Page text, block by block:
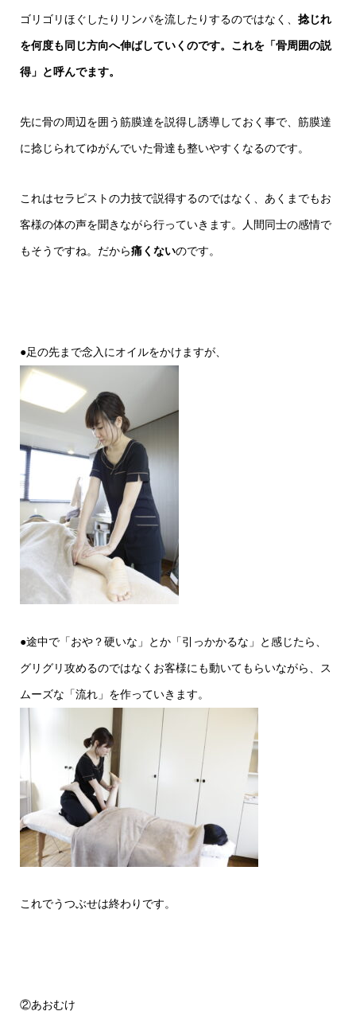
ゴリゴリほぐしたりリンパを流したりするのではなく、 捻じれ
を何度も同じ方向へ伸ばしていくのです。これを「骨周囲の説
得」と呼んでます。
先に骨の周辺を囲う筋膜達を説得し誘導しておく事で、筋膜達
に捻じられてゆがんでいた骨達も整いやすくなるのです。
これはセラピストの力技で説得するのではなく、あくまでもお
客様の体の声を聞きながら行っていきます。人間同士の感情で
もそうですね。だから痛くないのです。
●足の先まで念入にオイルをかけますが、
●途中で「おや？硬いな」とか「引っかかるな」と感じたら、
グリグリ攻めるのではなくお客様にも動いてもらいながら、ス
ムーズな「流れ」を作っていきます。
これでうつぶせは終わりです。
②あおむけ